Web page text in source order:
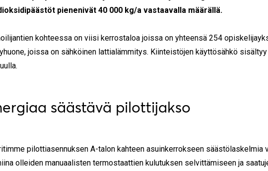
pienenivät 40 000 kg/a vastaavalla määrällä.
kohteessa on viisi kerrostaloa joissa on yhteensä 254
joissa on sähköinen lattialämmitys. Kiinteistöjen käyttösähkö
säästävä pilottijakso
pilottiasennuksen A-talon kahteen asuinkerrokseen säästölaskelmia
olleiden manuaalisten termostaattien kulutuksen selvittämiseen ja